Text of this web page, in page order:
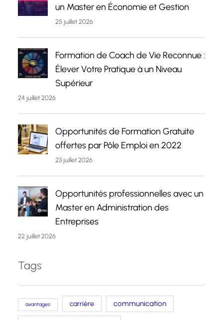
un Master en Économie et Gestion
25 juillet 2026
Formation de Coach de Vie Reconnue :
Élever Votre Pratique à un Niveau
Supérieur
24 juillet 2026
Opportunités de Formation Gratuite
offertes par Pôle Emploi en 2022
23 juillet 2026
Opportunités professionnelles avec un
Master en Administration des
Entreprises
22 juillet 2026
Tags
avantages carrière communication